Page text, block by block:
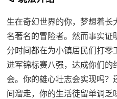
生在奇幻世界的你，梦想着
名著名的冒险者。然而事实
分时间都在为小镇居民们打
进军锦标赛八强，达成你们
会。你的雄心壮志会实现吗
间溜走，你的生活徒留单调乏